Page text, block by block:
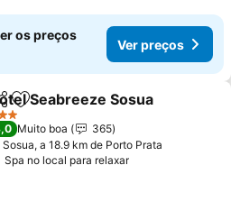
os preços
Ver preços
Adicionar aos favoritos
Seabreeze Sosua
Muito boa
365
Sosua, a 18.9 km de Porto Prata
Spa no local para relaxar